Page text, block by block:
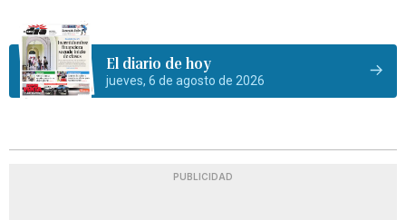
El diario de hoy
jueves, 6 de agosto de 2026
PUBLICIDAD